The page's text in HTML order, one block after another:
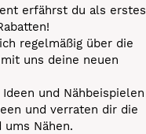
erfährst du als erstes
regelmäßig über die
uns deine neuen
und Nähbeispielen
und verraten dir die
Nähen.